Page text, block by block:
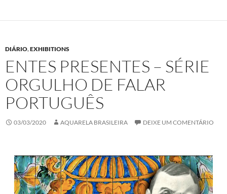
DIÁRIO,EXHIBITIONS
ENTES PRESENTES – SÉRIE
ORGULHO DE FALAR
PORTUGUÊS
03/03/2020 AQUARELA BRASILEIRA DEIXE UM COMENTÁRIO